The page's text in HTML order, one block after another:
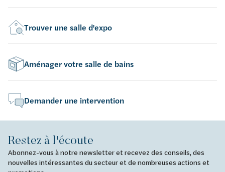
Trouver une salle d'expo
Aménager votre salle de bains
Demander une intervention
Restez à l'écoute
Abonnez-vous à notre newsletter et recevez des conseils, des
nouvelles intéressantes du secteur et de nombreuses actions et